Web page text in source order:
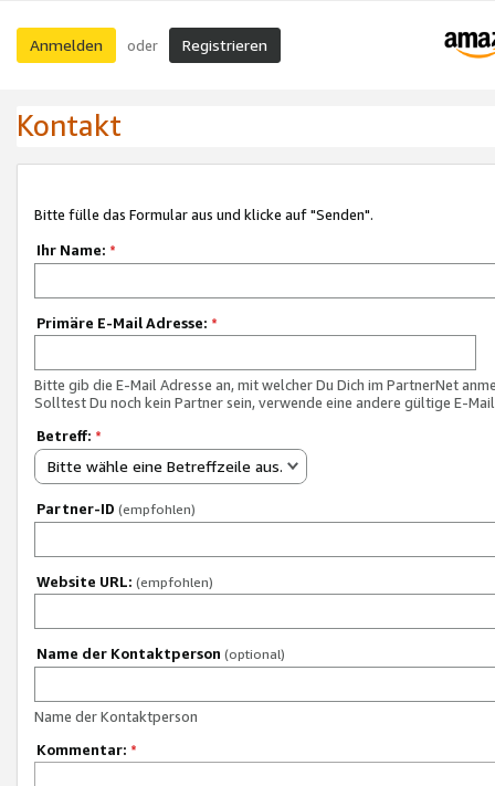
Anmelden oder Registrieren
Kontakt
Bitte fülle das Formular aus und klicke auf "Senden".
Ihr Name: *
Primäre E-Mail Adresse: *
Bitte gib die E-Mail Adresse an, mit welcher Du Dich im PartnerNet
Solltest Du noch kein Partner sein, verwende eine andere gültige E-
Betreff: *
Bitte wähle eine Betreffzeile aus.
Partner-ID (empfohlen)
Website URL: (empfohlen)
Name der Kontaktperson (optional)
Name der Kontaktperson
Kommentar: *